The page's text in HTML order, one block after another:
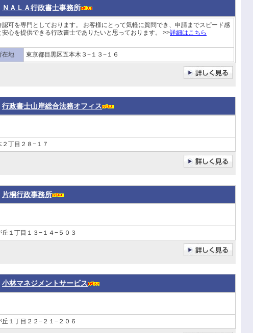
ＮＡＬＡ行政書士事務所
認可を専門としております。 お客様にとって気軽に質問でき、申請までスピード感
安心を提供できる行政書士でありたいと思っております。 >>詳細はこちら
在地 東京都目黒区五本木３−１３−１６
行政書士山岸総合法務オフィス
丁目２８−１７
片桐行政事務所
１丁目１３−１４−５０３
小林マネジメントサービス
１丁目２２−２１−２０６